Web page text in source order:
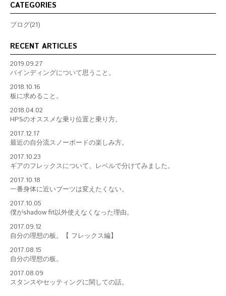
CATEGORIES
ブログ(21)
RECENT ARTICLES
2019.09.27
バインディングについて思うこと。
2018.10.16
板に求めること。
2018.04.02
HPSのオススメな乗り位置と乗り方。
2017.12.17
最近の自分流スノーボードの楽しみ方。
2017.10.23
ギアのフレックスについて、レベルで分けてみました。
2017.10.18
一番身体に近いブーツは変えたくない。
2017.10.05
僕がshadow fit以外使えなくなった理由。
2017.09.12
自分の理想の板。【 フレックス編】
2017.08.15
自分の理想の板。
2017.08.09
スタンスやセッティングに関しての話。